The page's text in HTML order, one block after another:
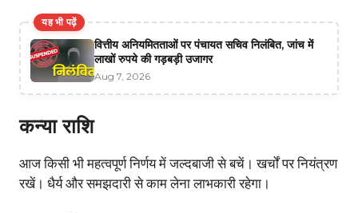
यह भी पढ़ें
वित्तीय अनियमितताओं पर पंचायत सचिव निलंबित, जांच में
लाखों रुपये की गड़बड़ी उजागर
Aug 7, 2026
कन्या राशि
आज किसी भी महत्वपूर्ण निर्णय में जल्दबाजी से बचें। खर्चों पर नियंत्रण
रखें। धैर्य और समझदारी से काम लेना लाभकारी रहेगा।